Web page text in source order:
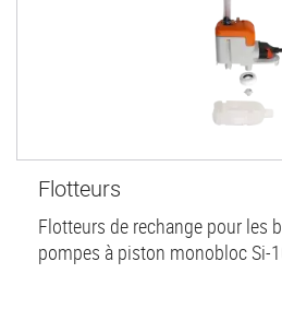
Flotteurs
Flotteurs de rechange pour les
pompes à piston monobloc Si-